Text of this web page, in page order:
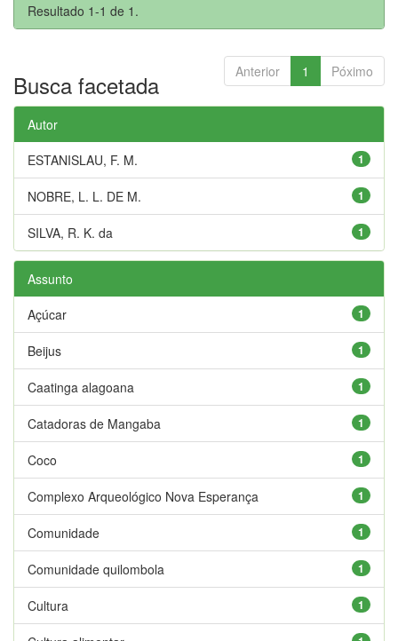
Resultado 1-1 de 1.
Anterior 1 Póximo
Busca facetada
Autor
1
ESTANISLAU, F. M.
1
NOBRE, L. L. DE M.
1
SILVA, R. K. da
Assunto
1
Açúcar
1
Beijus
1
Caatinga alagoana
1
Catadoras de Mangaba
1
Coco
1
Complexo Arqueológico Nova Esperança
1
Comunidade
1
Comunidade quilombola
1
Cultura